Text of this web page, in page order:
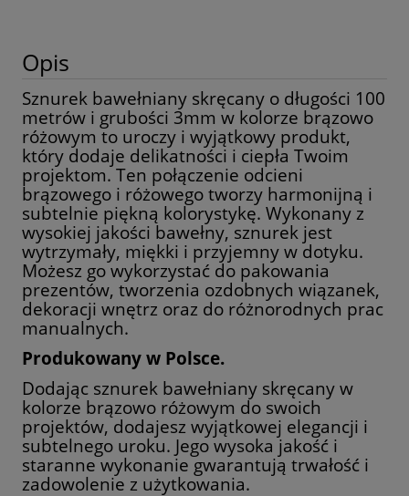
Opis
Sznurek bawełniany skręcany o długości 100
metrów i grubości 3mm w kolorze brązowo
różowym to uroczy i wyjątkowy produkt,
który dodaje delikatności i ciepła Twoim
projektom. Ten połączenie odcieni
brązowego i różowego tworzy harmonijną i
subtelnie piękną kolorystykę. Wykonany z
wysokiej jakości bawełny, sznurek jest
wytrzymały, miękki i przyjemny w dotyku.
Możesz go wykorzystać do pakowania
prezentów, tworzenia ozdobnych wiązanek,
dekoracji wnętrz oraz do różnorodnych prac
manualnych.
Produkowany w Polsce.
Dodając sznurek bawełniany skręcany w
kolorze brązowo różowym do swoich
projektów, dodajesz wyjątkowej elegancji i
subtelnego uroku. Jego wysoka jakość i
staranne wykonanie gwarantują trwałość i
zadowolenie z użytkowania.